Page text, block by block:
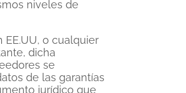
niveles de
o cualquier
dicha
se
de las garantías
jurídico que